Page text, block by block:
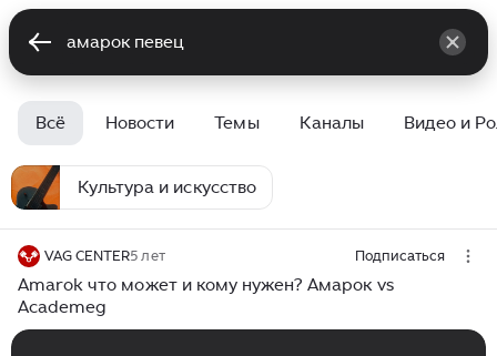
Всё Новости Темы Каналы Видео и
Культура и искусство
VAG CENTER5 лет Подписаться
Amarok что может и кому нужен? Амарок vs
Academeg